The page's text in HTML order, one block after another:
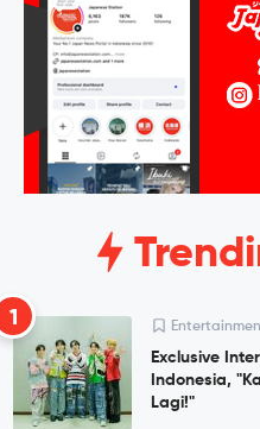
1
Exclusive
Indonesia,
Lagi!"